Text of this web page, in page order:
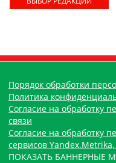
Порядок обработки
Политика
Согласие на обработку
связи
Согласие на обработку
сервисов
ПОКАЗАТЬ БАННЕРНЫЕ